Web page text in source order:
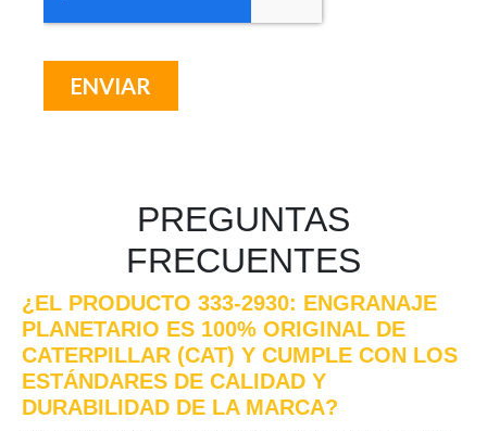
PREGUNTAS
FRECUENTES
¿EL PRODUCTO 333-2930: ENGRANAJE
PLANETARIO ES 100% ORIGINAL DE
CATERPILLAR (CAT) Y CUMPLE CON LOS
ESTÁNDARES DE CALIDAD Y
DURABILIDAD DE LA MARCA?